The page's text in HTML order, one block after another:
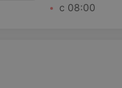
с 08:00